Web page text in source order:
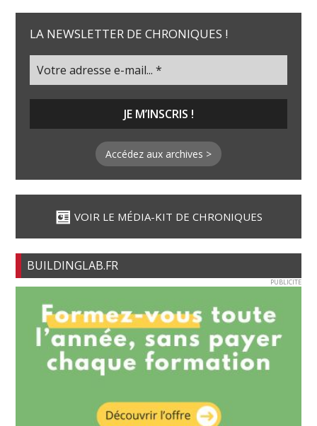
LA NEWSLETTER DE CHRONIQUES !
Accédez aux archives >
VOIR LE MÉDIA-KIT DE CHRONIQUES
BUILDINGLAB.FR
PUBLICITE